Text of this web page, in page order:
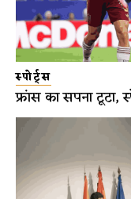
स्पोर्ट्स
फ्रांस का सपना टूटा,